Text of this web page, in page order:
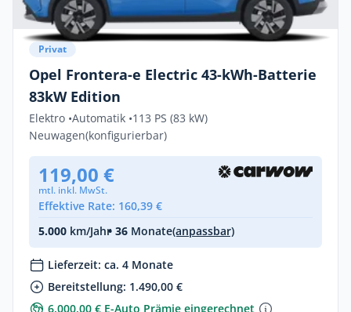
Privat
Opel Frontera-e Electric 43-kWh-Batterie
83kW Edition
Elektro •Automatik •113 PS (83 kW)
Neuwagen(konfigurierbar)
119,00 €
mtl. inkl. MwSt.
Effektive Rate: 160,39 €
5.000 km/Jahr• 36 Monate(anpassbar)
Lieferzeit: ca. 4 Monate
Bereitstellung: 1.490,00 €
6.000,00 € E-Auto Prämie eingerechnet